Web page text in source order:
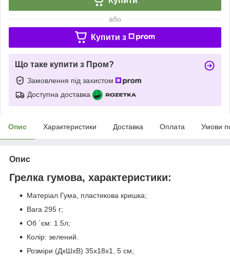
або
Купити з
Що таке купити з Пром?
Замовлення під захистом
Доступна доставка
Опис Характеристики Доставка Оплата Умови
Опис
Грелка гумова, характеристики:
Матеріал Гума, пластикова кришка;
Вага 295 г;
Об `єм: 1.5л;
Колір: зелений.
Розміри (ДхШхВ) 35х18х1, 5 см;